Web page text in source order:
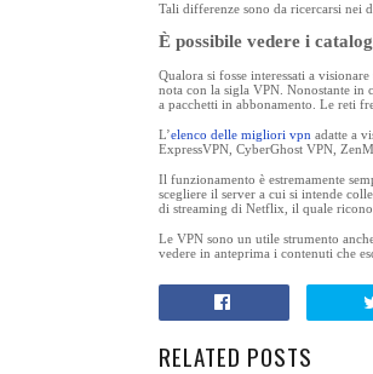
Tali differenze sono da ricercarsi nei
È possibile vedere i
Qualora si fosse interessati a
nota con la sigla VPN. Nonostante
a pacchetti in abbonamento. Le reti
L’elenco delle migliori vpn adatte a
ExpressVPN, CyberGhost VPN,
Il funzionamento è estremamente
scegliere il server a cui si intende
di streaming di Netflix, il quale
Le VPN sono un utile strumento
vedere in anteprima i contenuti che
RELATED POSTS